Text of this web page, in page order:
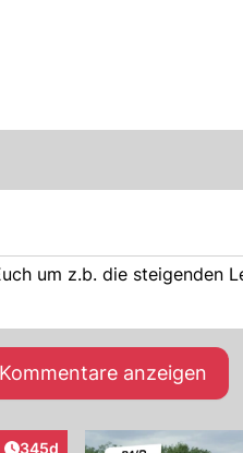
um z.b. die steigenden
anzeigen
Artikel veröffentlicht:
345d